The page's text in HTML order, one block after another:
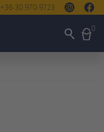
+36-30 970-9723
0